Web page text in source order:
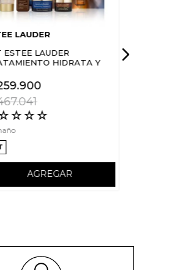
LAUDER
ESTEE LAUDER
HIDRATA Y
IN ONE SLEEP
.041
.900
☆☆☆
AGREGAR